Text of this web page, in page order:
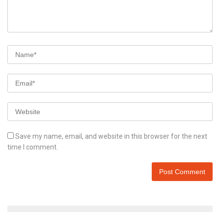
Save my name, email, and website in this browser for the next
time I comment.